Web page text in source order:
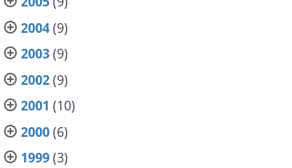
2004(9)
2003(9)
2002(9)
2001 (10)
2000(6)
1999(3)